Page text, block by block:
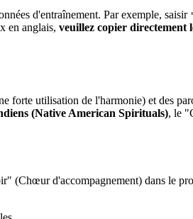
d'entraînement. Par exemple, saisir
en anglais, veuillez copier directement
forte utilisation de l'harmonie) et des
(Native American Spirituals), le
d'accompagnement) dans le